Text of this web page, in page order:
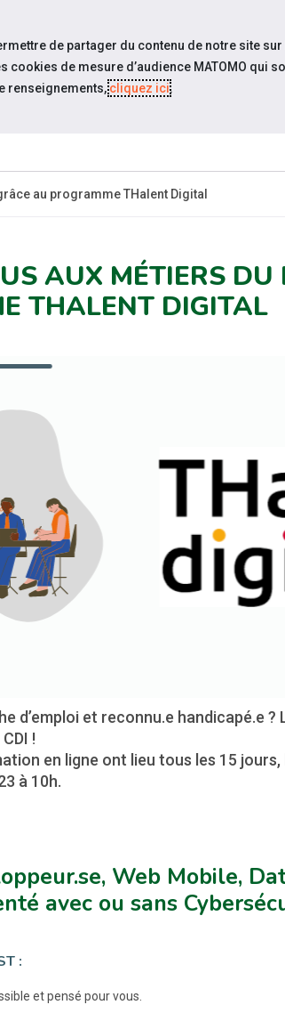
ESPACE
au programme THalent Digital
AUX MÉTIERS
THALENT DIGITAL
d’emploi et reconnu.e handicapé.e
!
en ligne ont lieu tous les 15
à 10h.
Web Mobile,
avec ou sans
:
et pensé pour vous.
de partager du contenu de notre site sur
de mesure d’audience MATOMO qui
renseignements,cliquez ici.